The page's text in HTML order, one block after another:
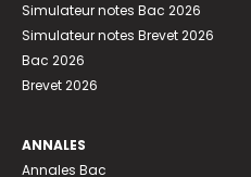
Simulateur notes Bac 2026
Simulateur notes Brevet 2026
Bac 2026
Brevet 2026
ANNALES
Annales Bac